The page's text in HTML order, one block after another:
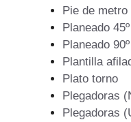
Pie de
Planeado
Planeado
Plantilla
Plato torno
Plegadoras
Plegadoras